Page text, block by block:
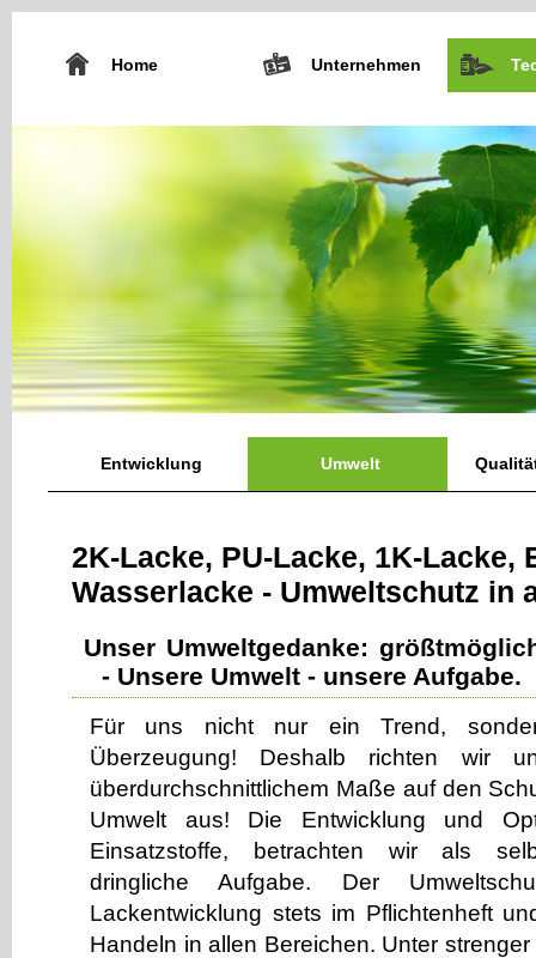
Home Unternehmen
Entwicklung Umwelt
2K-Lacke, PU-Lacke, 1K-Lacke,
Wasserlacke - Umweltschutz in
Unser Umweltgedanke:
- Unsere Umwelt - unsere Aufgabe.
Für uns nicht nur ein Trend,
Überzeugung! Deshalb richten wir
überdurchschnittlichem Maße auf den
Umwelt aus! Die Entwicklung und
Einsatzstoffe, betrachten wir als
dringliche Aufgabe. Der
Lackentwicklung stets im Pflichtenheft
Handeln in allen Bereichen. Unter